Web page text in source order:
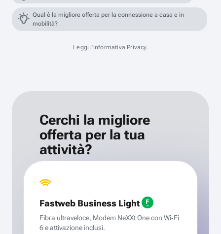
Qual è la migliore offerta per la connessione a casa e in
mobilità?
Leggi l'informativa Privacy.
Cerchi la migliore
offerta per la tua
attività?
Fastweb Business Light
Fibra ultraveloce, Modem NeXXt One con Wi‑Fi
6 e attivazione inclusi.